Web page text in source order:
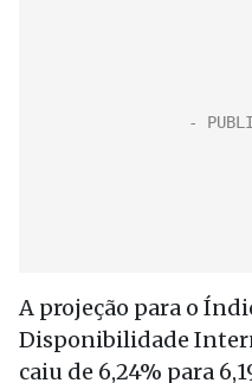
A projeção para o
Disponibilidade
caiu de 6,24% para